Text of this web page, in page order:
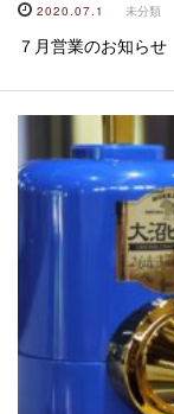
2020.07.1 未分類
７月営業のお知らせ